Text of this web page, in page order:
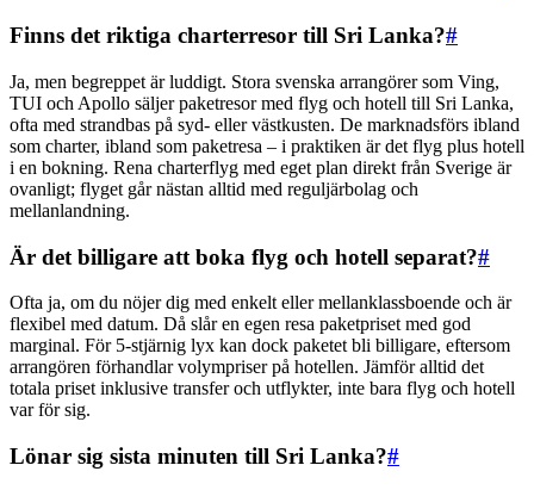
Finns det riktiga charterresor till Sri Lanka?#
Ja, men begreppet är luddigt. Stora svenska arrangörer som Ving,
TUI och Apollo säljer paketresor med flyg och hotell till Sri Lanka,
ofta med strandbas på syd- eller västkusten. De marknadsförs ibland
som charter, ibland som paketresa – i praktiken är det flyg plus hotell
i en bokning. Rena charterflyg med eget plan direkt från Sverige är
ovanligt; flyget går nästan alltid med reguljärbolag och
mellanlandning.
Är det billigare att boka flyg och hotell separat?#
Ofta ja, om du nöjer dig med enkelt eller mellanklassboende och är
flexibel med datum. Då slår en egen resa paketpriset med god
marginal. För 5-stjärnig lyx kan dock paketet bli billigare, eftersom
arrangören förhandlar volympriser på hotellen. Jämför alltid det
totala priset inklusive transfer och utflykter, inte bara flyg och hotell
var för sig.
Lönar sig sista minuten till Sri Lanka?#